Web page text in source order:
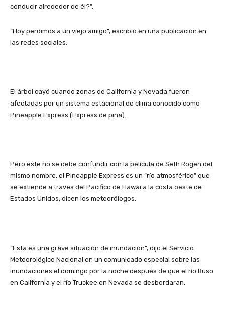
conducir alrededor de él?”.
“Hoy perdimos a un viejo amigo”, escribió en una publicación en
las redes sociales.
El árbol cayó cuando zonas de California y Nevada fueron
afectadas por un sistema estacional de clima conocido como
Pineapple Express (Express de piña).
Pero este no se debe confundir con la película de Seth Rogen del
mismo nombre, el Pineapple Express es un “río atmosférico” que
se extiende a través del Pacífico de Hawái a la costa oeste de
Estados Unidos, dicen los meteorólogos.
“Esta es una grave situación de inundación”, dijo el Servicio
Meteorológico Nacional en un comunicado especial sobre las
inundaciones el domingo por la noche después de que el río Ruso
en California y el río Truckee en Nevada se desbordaran.